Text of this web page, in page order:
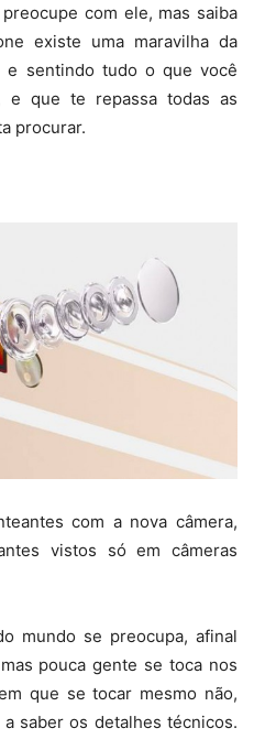
com ele, mas saiba
existe uma maravilha da
e sentindo tudo o que você
e que te repassa todas as
procurar.
com a nova câmera,
vistos só em câmeras
mundo se preocupa, afinal
pouca gente se toca nos
que se tocar mesmo não,
saber os detalhes técnicos.